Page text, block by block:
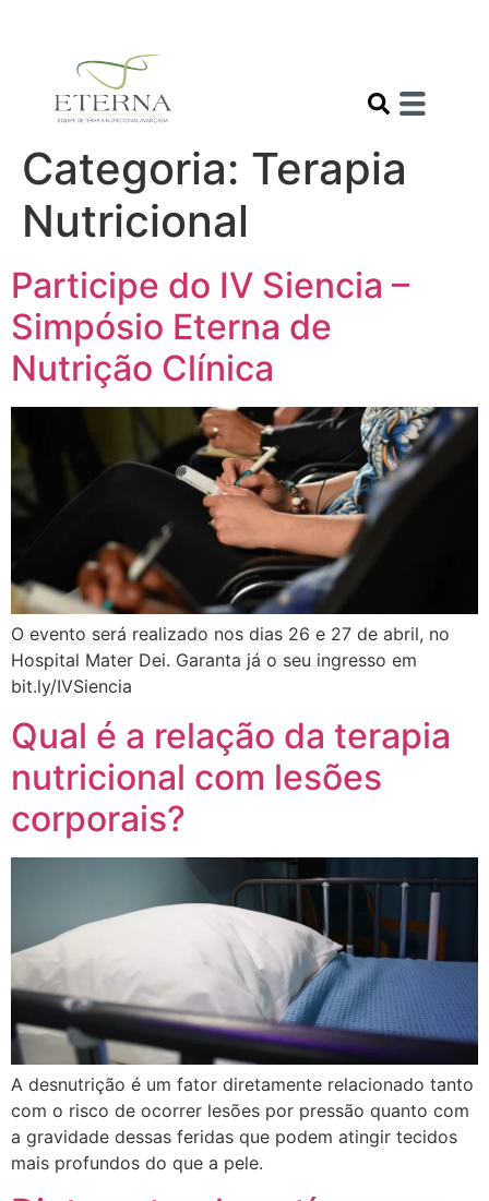
Categoria: Terapia
Nutricional
Participe do IV Siencia –
Simpósio Eterna de
Nutrição Clínica
O evento será realizado nos dias 26 e 27 de abril, no
Hospital Mater Dei. Garanta já o seu ingresso em
bit.ly/IVSiencia
Qual é a relação da terapia
nutricional com lesões
corporais?
A desnutrição é um fator diretamente relacionado tanto
com o risco de ocorrer lesões por pressão quanto com
a gravidade dessas feridas que podem atingir tecidos
mais profundos do que a pele.